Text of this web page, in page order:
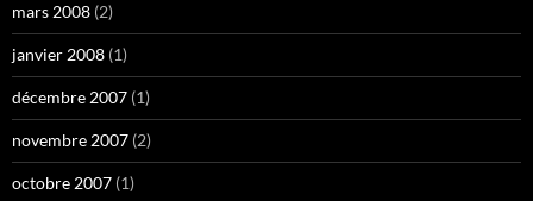
mars 2008 (2)
janvier 2008 (1)
décembre 2007 (1)
novembre 2007 (2)
octobre 2007 (1)